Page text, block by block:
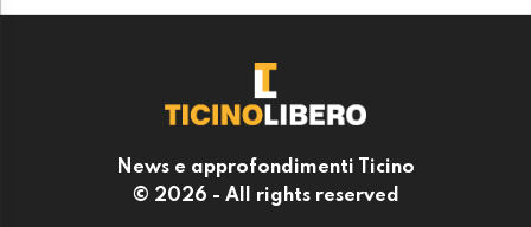
News e approfondimenti Ticino
© 2026 - All rights reserved